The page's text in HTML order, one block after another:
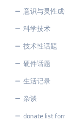
意识与灵性成
科学技术
技术性话题
硬件话题
生活记录
杂谈
donate list